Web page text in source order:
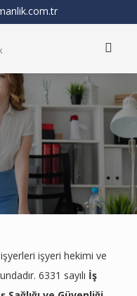
işyeri hekimi ve
6331 sayılı İş